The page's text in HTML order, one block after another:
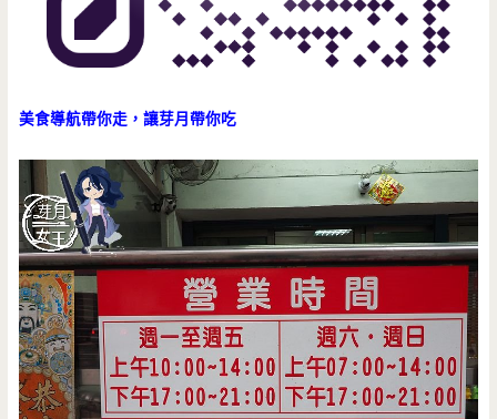
美食導航帶你走，讓芽月帶你吃